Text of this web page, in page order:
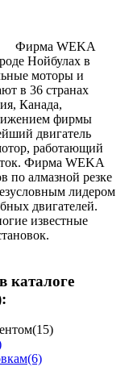
Фирма WEKA
Нойбулах в
моторы и
в 36 странах
Канада,
фирмы
двигатель
работающий
Фирма WEKA
по алмазной резке
лидером
двигателей.
известные